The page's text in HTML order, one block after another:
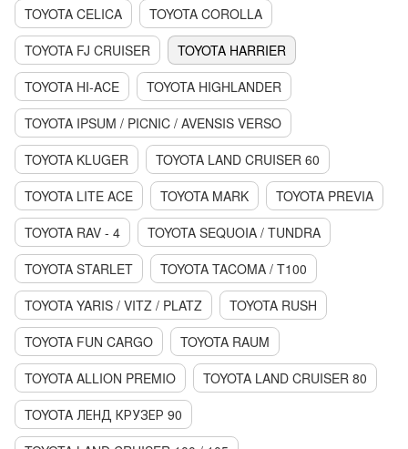
TOYOTA CELICA
TOYOTA COROLLA
TOYOTA FJ CRUISER
TOYOTA HARRIER
TOYOTA HI-ACE
TOYOTA HIGHLANDER
TOYOTA IPSUM / PICNIC / AVENSIS VERSO
TOYOTA KLUGER
TOYOTA LAND CRUISER 60
TOYOTA LITE ACE
TOYOTA MARK
TOYOTA PREVIA
TOYOTA RAV - 4
TOYOTA SEQUOIA / TUNDRA
TOYOTA STARLET
TOYOTA TACOMA / T100
TOYOTA YARIS / VITZ / PLATZ
TOYOTA RUSH
TOYOTA FUN CARGO
TOYOTA RAUM
TOYOTA ALLION PREMIO
TOYOTA LAND CRUISER 80
TOYOTA ЛЕНД КРУЗЕР 90